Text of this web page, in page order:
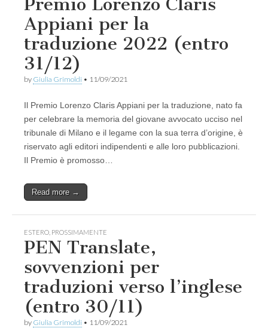
Premio Lorenzo Claris
Appiani per la
traduzione 2022 (entro
31/12)
by Giulia Grimoldi • 11/09/2021
Il Premio Lorenzo Claris Appiani per la traduzione, nato fa
per celebrare la memoria del giovane avvocato ucciso nel
tribunale di Milano e il legame con la sua terra d’origine, è
riservato agli editori indipendenti e alle loro pubblicazioni.
Il Premio è promosso…
Read more →
ESTERO PROSSIMAMENTE
PEN Translate,
sovvenzioni per
traduzioni verso l’inglese
(entro 30/11)
by Giulia Grimoldi • 11/09/2021